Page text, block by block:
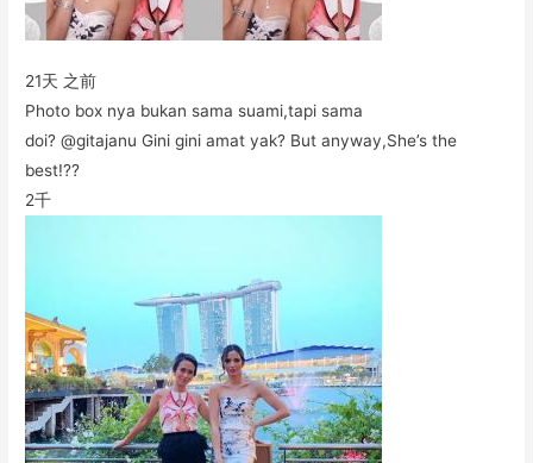
21天 之前
Photo box nya bukan sama suami,tapi sama
doi? @gitajanu Gini gini amat yak? But anyway,She’s the
best!??
2千